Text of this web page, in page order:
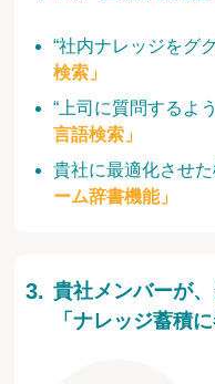
“社内ナレッジをグ
検索」
“上司に質問するよ
言語検索」
貴社に最適化させ
ーム辞書機能」
貴社メンバーが
「ナレッジ蓄積